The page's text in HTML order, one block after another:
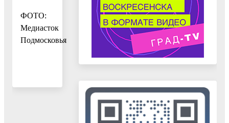
ФОТО:
Медиасток
Подмосковья